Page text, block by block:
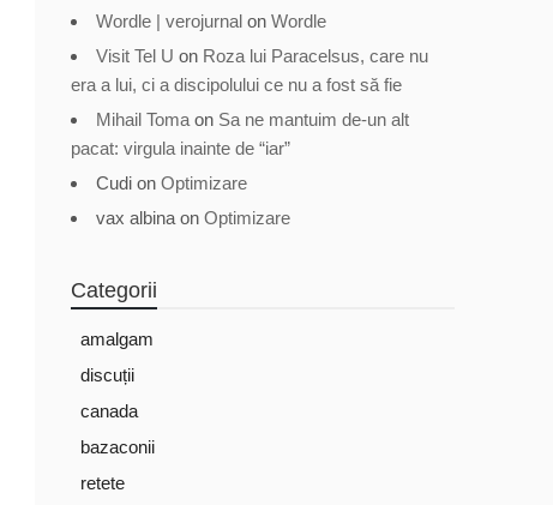
Wordle | verojurnal on Wordle
Visit Tel U on Roza lui Paracelsus, care nu
era a lui, ci a discipolului ce nu a fost să fie
Mihail Toma on Sa ne mantuim de-un alt
pacat: virgula inainte de “iar”
Cudi on Optimizare
vax albina on Optimizare
Categorii
amalgam
discuții
canada
bazaconii
retete